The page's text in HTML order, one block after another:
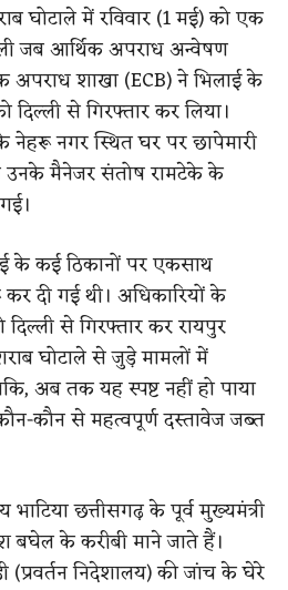
घोटाले में रविवार (1 मई) को एक
जब आर्थिक अपराध अन्वेषण
अपराध शाखा (ECB) ने भिलाई के
दिल्ली से गिरफ्तार कर लिया।
नेहरू नगर स्थित घर पर छापेमारी
उनके मैनेजर संतोष रामटेके के
के कई ठिकानों पर एकसाथ
कर दी गई थी। अधिकारियों के
से गिरफ्तार कर रायपुर
घोटाले से जुड़े मामलों में
अब तक यह स्पष्ट नहीं हो पाया
कौन से महत्वपूर्ण दस्तावेज जब्त
छत्तीसगढ़ के पूर्व मुख्यमंत्री
के करीबी माने जाते हैं।
(प्रवर्तन निदेशालय) की जांच के घेरे